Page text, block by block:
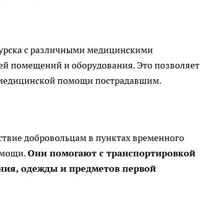
с различными медицинскими
помещений и оборудования. Это позволяет
помощи пострадавшим.
добровольцам в пунктах временного
Они помогают с транспортировкой
одежды и предметов первой